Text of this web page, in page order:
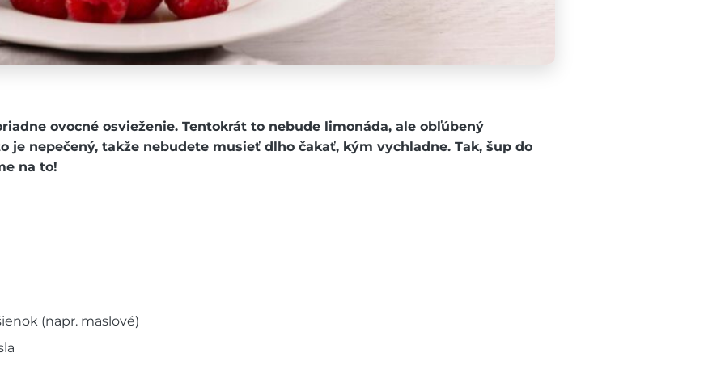
ovocné osvieženie. Tentokrát to nebude limonáda, ale obľúbený
je nepečený, takže nebudete musieť dlho čakať, kým vychladne. Tak, šup do
na to!
(napr. maslové)